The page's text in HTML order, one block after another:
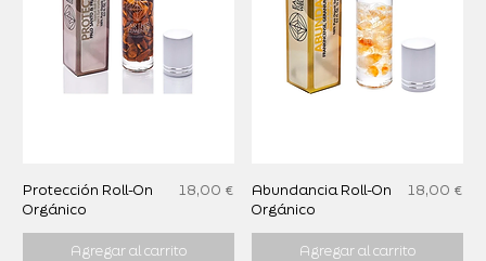
Protección Roll-On
Orgánico
Precio
18,00 €
Agregar al carrito
Abundancia Roll-On
Orgánico
Precio
18,00 €
Agregar al carrito